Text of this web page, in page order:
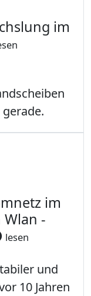
im
im
-
lesen
und
10 Jahren